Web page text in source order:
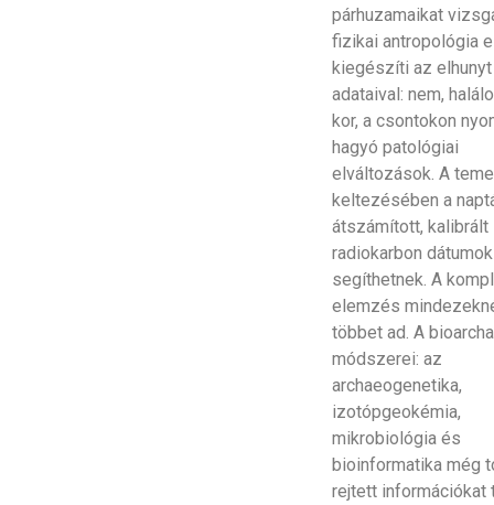
párhuzamaikat
fizikai antropológia
kiegészíti az elhunyt
adataival: nem,
kor, a csontokon
hagyó patológiai
elváltozások. A
keltezésében a
átszámított, kalibrált
radiokarbon dátumok
segíthetnek. A
elemzés
többet ad. A
módszerei: az
archaeogenetika,
izotópgeokémia,
mikrobiológia és
bioinformatika még
rejtett információkat